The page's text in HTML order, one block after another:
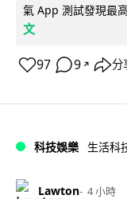
氣 App 測試發現最
文
97 9 ↗ 分
科技娛樂 生活科
Lawton 4 小時